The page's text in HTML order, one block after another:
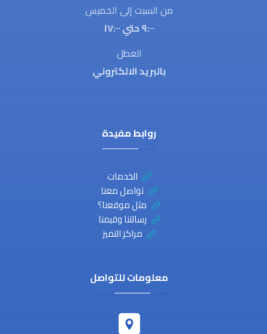
من السبت إلى الخميس
٩:٠٠ حتي ١٧:٠٠
العطل
بالبريد الالكتروني
روابط مفيدة
الخدمات
تواصل معنا
مثل موقعنا؟
رسالتنا وقيمنا
مراكز التميز
معلومات للتواصل